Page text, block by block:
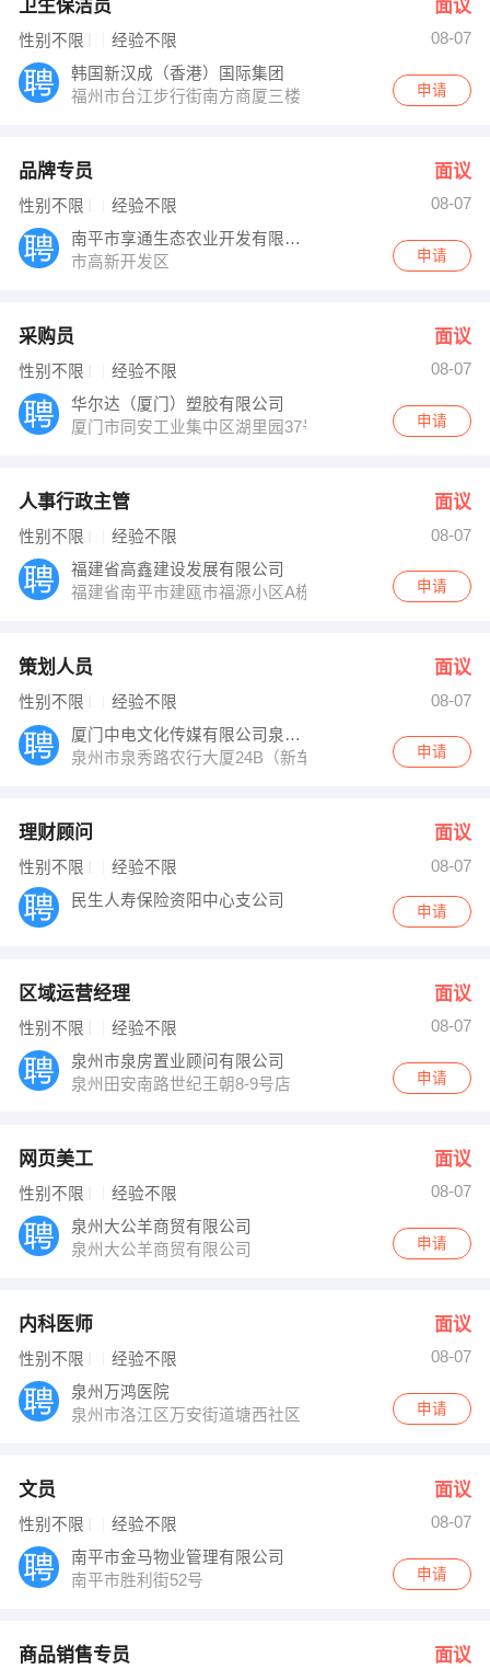
卫生保洁员 面议
性别不限 经验不限
08-07
韩国新汉成（香港）国际集团
福州市台江步行街南方商厦三楼（瀛洲派出所对面 七天
申请
品牌专员 面议
性别不限 经验不限
08-07
南平市享通生态农业开发有限公司
市高新开发区
申请
采购员 面议
性别不限 经验不限
08-07
华尔达（厦门）塑胶有限公司
厦门市同安工业集中区湖里园37号
申请
人事行政主管 面议
性别不限 经验不限
08-07
福建省高鑫建设发展有限公司
福建省南平市建瓯市福源小区A栋2楼
申请
策划人员 面议
性别不限 经验不限
08-07
厦门中电文化传媒有限公司泉州分公司
泉州市泉秀路农行大厦24B（新车站对面）
申请
理财顾问 面议
性别不限 经验不限
08-07
民生人寿保险资阳中心支公司
申请
区域运营经理 面议
性别不限 经验不限
08-07
泉州市泉房置业顾问有限公司
泉州田安南路世纪王朝8-9号店
申请
网页美工 面议
性别不限 经验不限
08-07
泉州大公羊商贸有限公司
泉州大公羊商贸有限公司
申请
内科医师 面议
性别不限 经验不限
08-07
泉州万鸿医院
泉州市洛江区万安街道塘西社区
申请
文员 面议
性别不限 经验不限
08-07
南平市金马物业管理有限公司
南平市胜利街52号
申请
商品销售专员 面议